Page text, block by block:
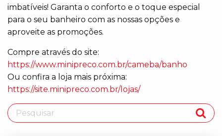
imbatíveis! Garanta o conforto e o toque especial
para o seu banheiro com as nossas opções e
aproveite as promoções.
Compre através do site:
https://www.minipreco.com.br/cameba/banho
Ou confira a loja mais próxima:
https://site.minipreco.com.br/lojas/